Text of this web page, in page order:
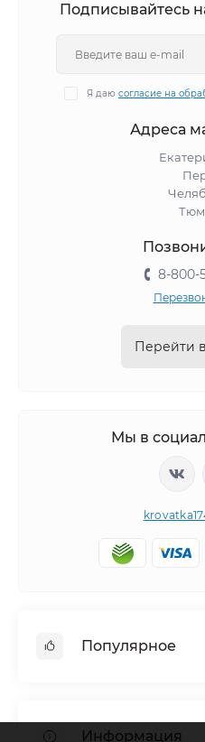
Подписывайтесь
Я даю согласие на
Адреса
8-800-
Перейти
Мы в
Популярное
Детские кровати
Информация